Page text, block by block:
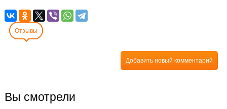
Отзывы
Добавить новый комментарий
Вы смотрели